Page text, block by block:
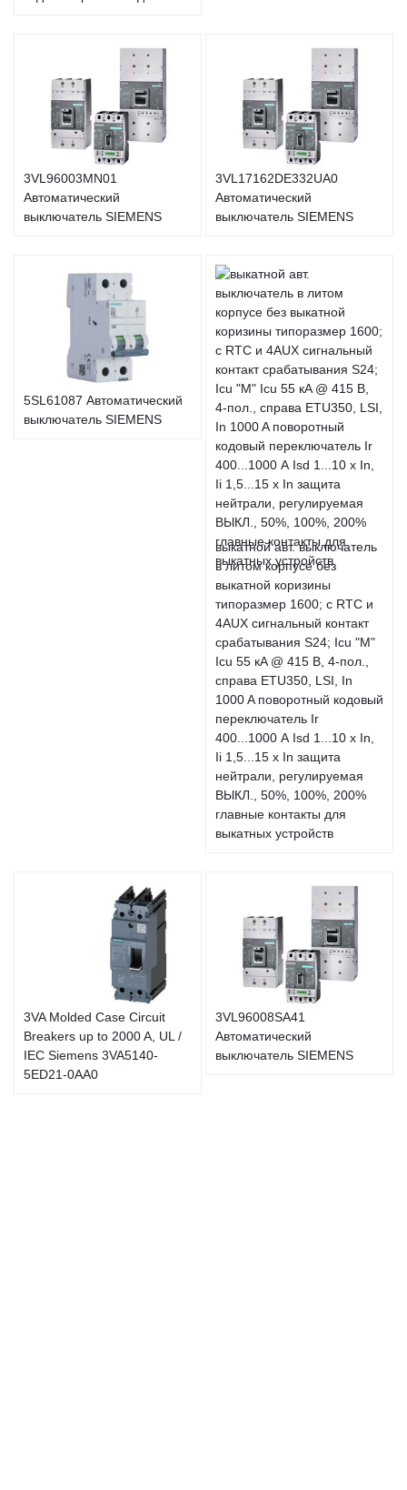
3VL96003MN01
Автоматический
выключатель SIEMENS
3VL17162DE332UA0
Автоматический
выключатель SIEMENS
5SL61087 Автоматический
выключатель SIEMENS
выкатной авт. выключатель
в литом корпусе без
выкатной коризины
типоразмер 1600; с RTC и
4AUX сигнальный контакт
срабатывания S24; Icu "M"
Icu 55 кA @ 415 В, 4-пол.,
справа ETU350, LSI, In
1000 A поворотный кодовый
переключатель Ir
400...1000 А Isd 1...10 x In,
Ii 1,5...15 x In защита
нейтрали, регулируемая
ВЫКЛ., 50%, 100%, 200%
главные контакты для
выкатных устройств
3VA Molded Case Circuit
Breakers up to 2000 A, UL /
IEC Siemens 3VA5140-
5ED21-0AA0
3VL96008SA41
Автоматический
выключатель SIEMENS